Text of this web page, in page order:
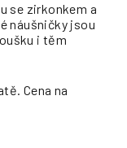
se zirkonkem a
náušničky jsou
i těm
Cena na